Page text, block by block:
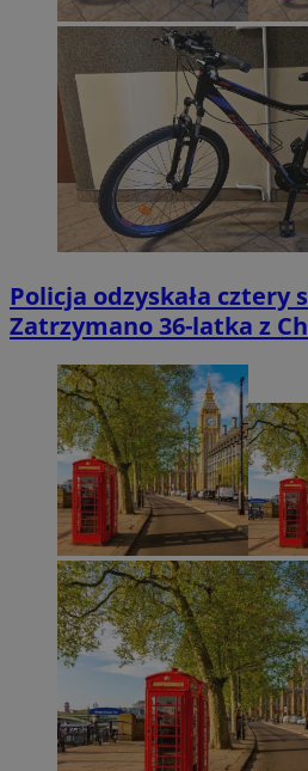
Policja odzyskała cztery
Zatrzymano 36-latka z